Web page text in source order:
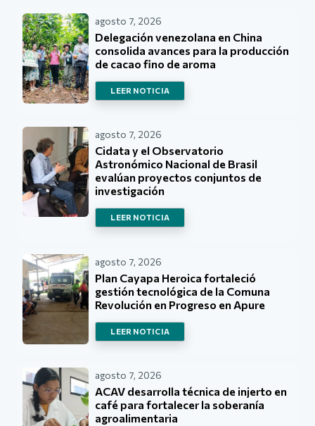
agosto 7, 2026
Delegación venezolana en China
consolida avances para la producción
de cacao fino de aroma
LEER NOTICIA
agosto 7, 2026
Cidata y el Observatorio
Astronómico Nacional de Brasil
evalúan proyectos conjuntos de
investigación
LEER NOTICIA
agosto 7, 2026
Plan Cayapa Heroica fortaleció
gestión tecnológica de la Comuna
Revolución en Progreso en Apure
LEER NOTICIA
agosto 7, 2026
ACAV desarrolla técnica de injerto en
café para fortalecer la soberanía
agroalimentaria